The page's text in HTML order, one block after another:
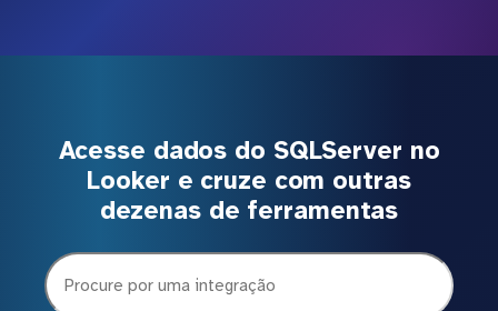
Acesse dados do SQLServer no
Looker e cruze com outras
dezenas de ferramentas